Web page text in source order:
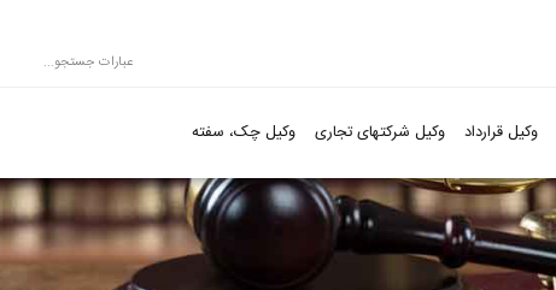
وکیل قرارداد وکیل شرکتهای تجاری وکیل چک، سفته